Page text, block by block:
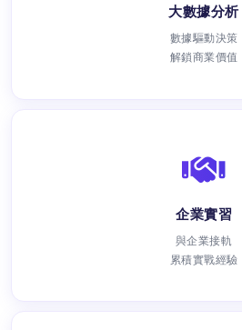
大數據分析
數據驅動決策
解鎖商業價值
企業實習
與企業接軌
累積實戰經驗